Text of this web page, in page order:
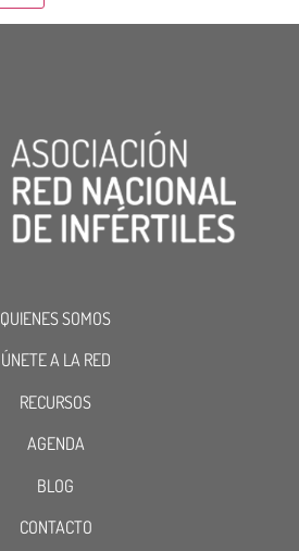
QUIENES SOMOS
ÚNETE A LA RED
RECURSOS
AGENDA
BLOG
CONTACTO